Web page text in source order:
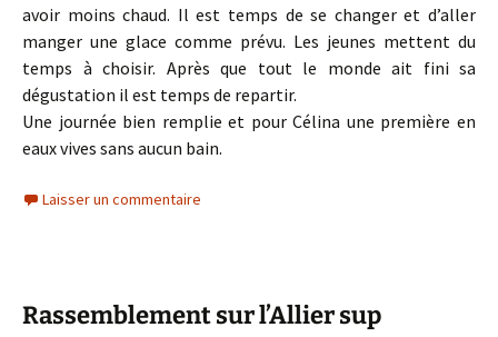
avoir moins chaud. Il est temps de se changer et d’aller
manger une glace comme prévu. Les jeunes mettent du
temps à choisir. Après que tout le monde ait fini sa
dégustation il est temps de repartir.
Une journée bien remplie et pour Célina une première en
eaux vives sans aucun bain.
Laisser un commentaire
Rassemblement sur l’Allier sup